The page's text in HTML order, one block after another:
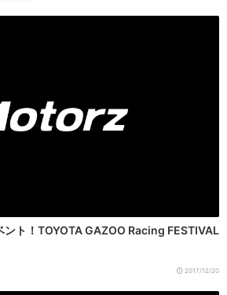
ント！TOYOTA GAZOO Racing FESTIVAL
2017/12/20